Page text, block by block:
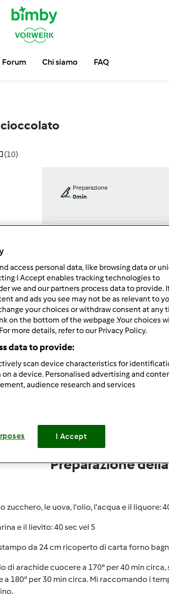
Forum Chi siamo FAQ
cioccolato
(10)
Preparazione
0min
porzione/porzioni
----
--
Preparazione
zucchero, le uova, l'olio, l'acqua e il liquore:
e il lievito: 40 sec vel 5
da 24 cm ricoperto di carta forno
di arachide cuocere a 170° per 40 min
180° per 30 min circa. Mi raccomando i
access personal data, like browsing data or
I Accept enables tracking technologies to
we and our partners process data to provide.
and ads you see may not be as relevant to
your choices or withdraw consent at any
on the bottom of the webpage .Your choices
more details, refer to our Privacy Policy.
data to provide:
scan device characteristics for
a device. Personalised advertising and
audience research and services
I Accept